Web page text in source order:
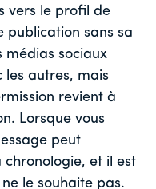
vers le profil de
publication sans sa
médias sociaux
les autres, mais
revient à
Lorsque vous
peut
et il est
le souhaite pas.